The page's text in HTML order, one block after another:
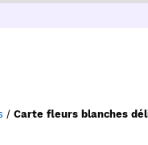
/ Carte fleurs blanches